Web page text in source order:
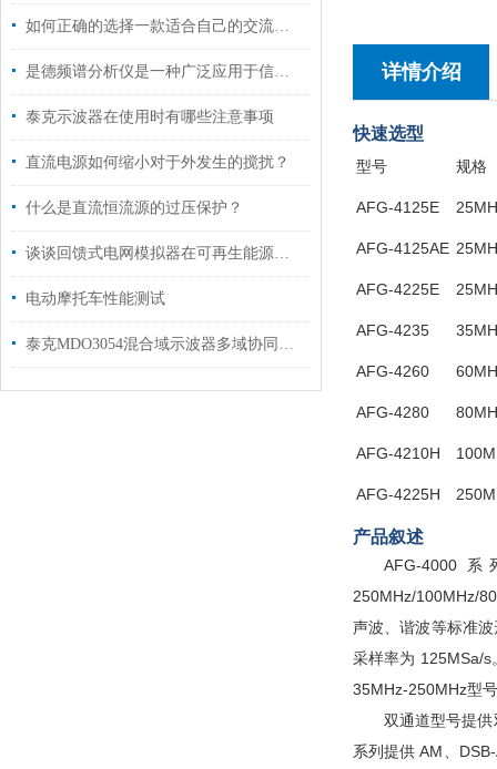
如何正确的选择一款适合自己的交流电源
是德频谱分析仪是一种广泛应用于信号处理和通信领域的仪器
泰克示波器在使用时有哪些注意事项
直流电源如何缩小对于外发生的搅扰？
什么是直流恒流源的过压保护？
谈谈回馈式电网模拟器在可再生能源中的关键作用
电动摩托车性能测试
泰克MDO3054混合域示波器多域协同的调试全能王
详情介绍
快速选型
型号 规格
AFG-4125E
AFG-4125AE
AFG-4225E
AFG-4235
AFG-4260
AFG-4280
AFG-4210H
AFG-4225H
产品叙述
AFG-4000
250MHz/100MHz/
声波、谐波等标准
采样率为 125MSa/s
35MHz-250MHz型
双通道型号提
系列提供 AM、